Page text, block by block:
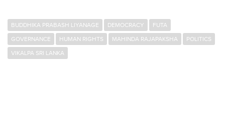
BUDDHIKA PRABASH LIYANAGE DEMOCRACY
FUTA
GOVERNANCE
HUMAN RIGHTS MAHINDA RAJAPAKSHA
POLITICS
VIKALPA SRI LANKA